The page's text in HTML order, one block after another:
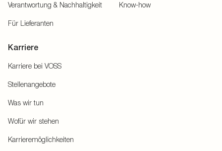
Verantwortung & Nachhaltigkeit
Für Lieferanten
Know-how
Karriere
Karriere bei VOSS
Stellenangebote
Was wir tun
Wofür wir stehen
Karrieremöglichkeiten